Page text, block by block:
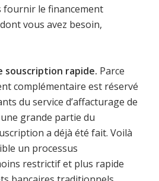
fournir le financement
vous avez besoin,
souscription rapide. Parce
complémentaire est réservé
du service d’affacturage de
grande partie du
a déjà été fait. Voilà
un processus
restrictif et plus rapide